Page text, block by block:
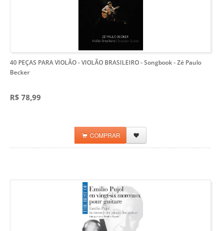
40 PEÇAS PARA VIOLÃO - VIOLÃO BRASILEIRO - Songbook- Zé Paulo
Becker
R$ 78,99
COMPRAR